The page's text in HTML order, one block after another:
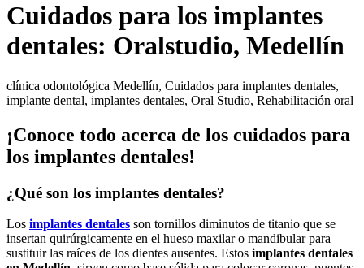
Cuidados para los implantes
dentales: Oralstudio, Medellín
clínica odontológica Medellín, Cuidados para implantes dentales,
implante dental, implantes dentales, Oral Studio, Rehabilitación oral
¡Conoce todo acerca de los cuidados para
los implantes dentales!
¿Qué son los implantes dentales?
Los implantes dentales son tornillos diminutos de titanio que se
insertan quirúrgicamente en el hueso maxilar o mandibular para
sustituir las raíces de los dientes ausentes. Estos implantes dentales